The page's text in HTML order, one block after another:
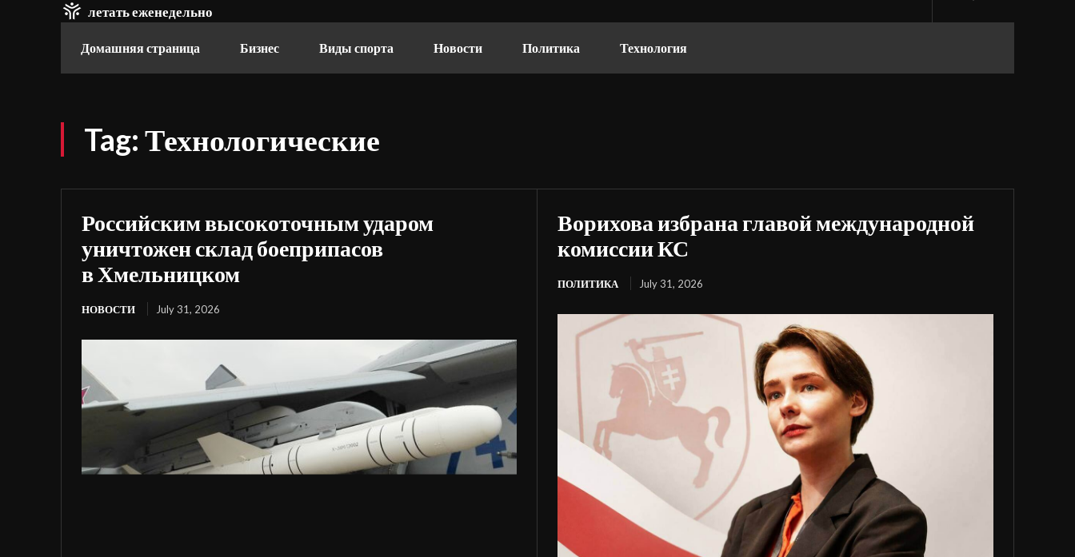
летать еженедельно
Домашняя страница Бизнес Виды спорта Новости Политика Технология
Tag:Технологические
Российским высокоточным ударом
уничтожен склад боеприпасов
в Хмельницком
НОВОСТИ July 31, 2026
Ворихова избрана главой международной
комиссии КС
ПОЛИТИКА July 31, 2026